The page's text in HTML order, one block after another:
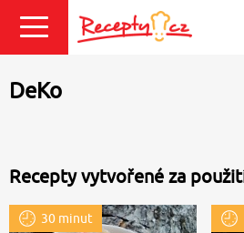
Přihlásit se
DeKo
Recepty vytvořené za
30 minut